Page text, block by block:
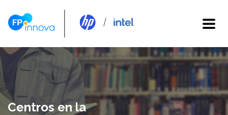
Centros en la